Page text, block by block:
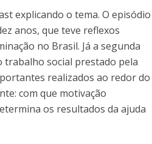
explicando o tema. O episódio
anos, que teve reflexos
no Brasil. Já a segunda
trabalho social prestado pela
realizados ao redor do
com que motivação
os resultados da ajuda